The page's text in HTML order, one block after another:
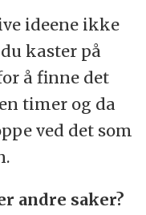
ideene ikke
kaster på
å finne det
timer og da
ved det som
andre saker?